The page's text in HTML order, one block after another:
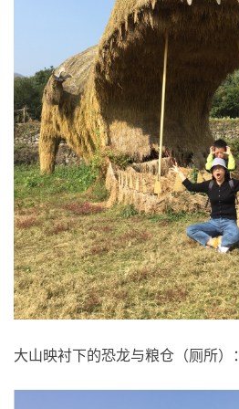
大山映衬下的恐龙与粮仓（厕所）：